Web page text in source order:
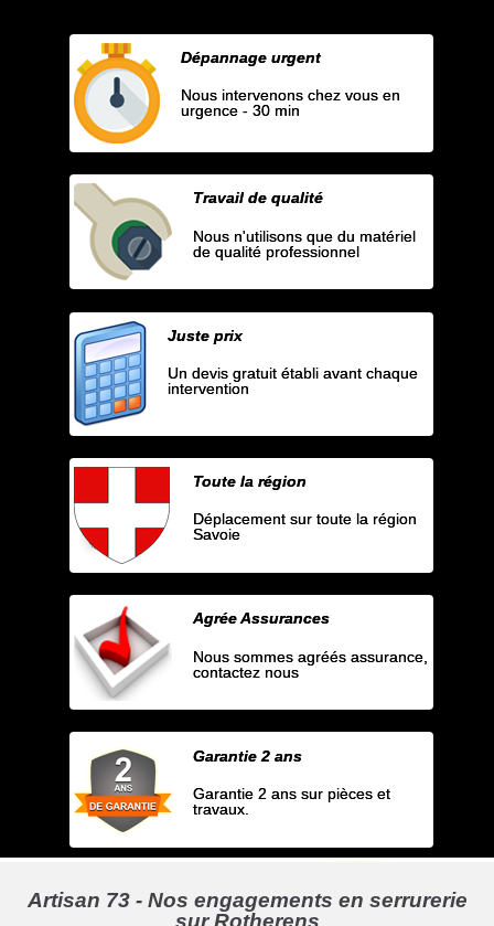
Dépannage urgent
Nous intervenons chez vous en
urgence - 30 min
Travail de qualité
Nous n'utilisons que du matériel
de qualité professionnel
Juste prix
Un devis gratuit établi avant chaque
intervention
Toute la région
Déplacement sur toute la région
Savoie
Agrée Assurances
Nous sommes agréés assurance,
contactez nous
Garantie 2 ans
Garantie 2 ans sur pièces et
travaux.
Artisan 73 - Nos engagements en serrurerie
sur Rotherens